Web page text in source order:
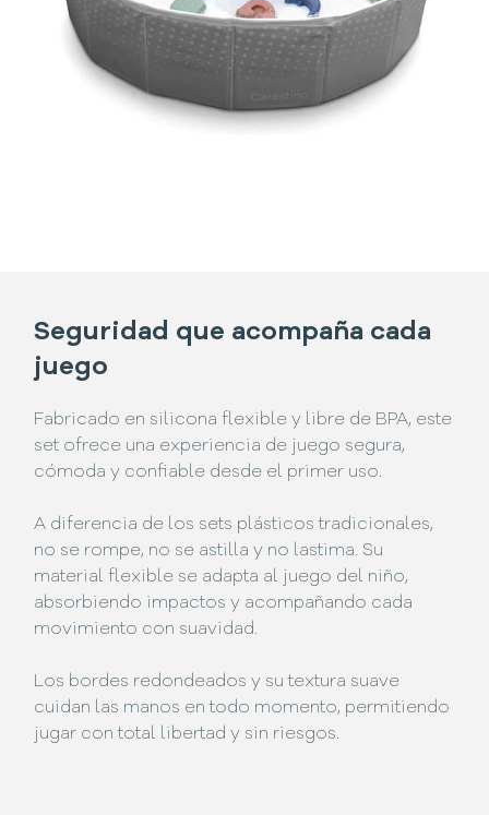
Seguridad que acompaña cada
juego
Fabricado en silicona flexible y libre de BPA, este
set ofrece una experiencia de juego segura,
cómoda y confiable desde el primer uso.
A diferencia de los sets plásticos tradicionales,
no se rompe, no se astilla y no lastima. Su
material flexible se adapta al juego del niño,
absorbiendo impactos y acompañando cada
movimiento con suavidad.
Los bordes redondeados y su textura suave
cuidan las manos en todo momento, permitiendo
jugar con total libertad y sin riesgos.